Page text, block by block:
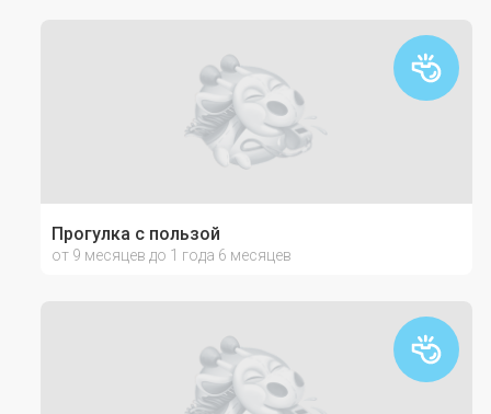
Прогулка с пользой
от 9 месяцев до 1 года 6 месяцев